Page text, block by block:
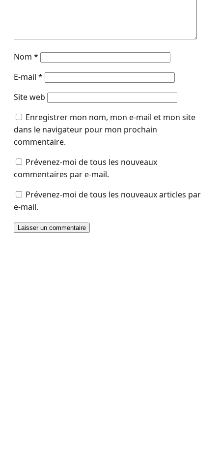
Nom *
E-mail *
Site web
Enregistrer mon nom, mon e-mail et mon site
dans le navigateur pour mon prochain
commentaire.
Prévenez-moi de tous les nouveaux
commentaires par e-mail.
Prévenez-moi de tous les nouveaux articles par
e-mail.